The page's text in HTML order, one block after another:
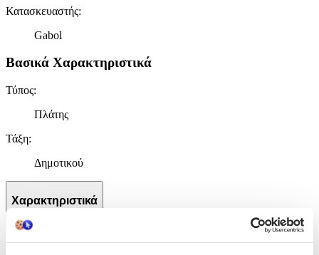
Κατασκευαστής:
Gabol
Βασικά Χαρακτηριστικά
Τύπος:
Πλάτης
Τάξη:
Δημοτικού
Χαρακτηριστικά